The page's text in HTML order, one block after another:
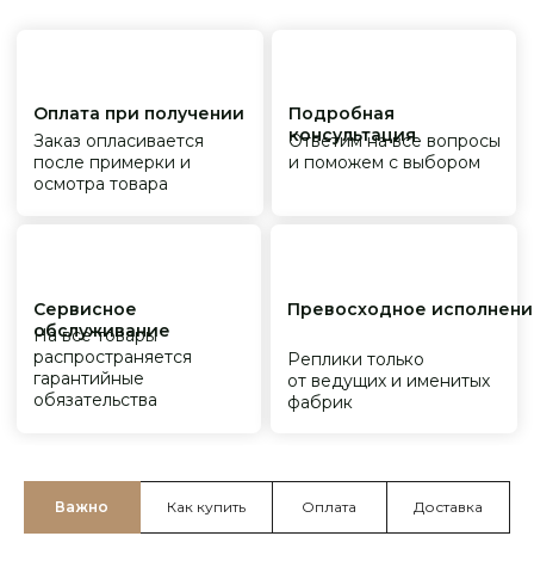
Важно Как купить Оплата Доставка